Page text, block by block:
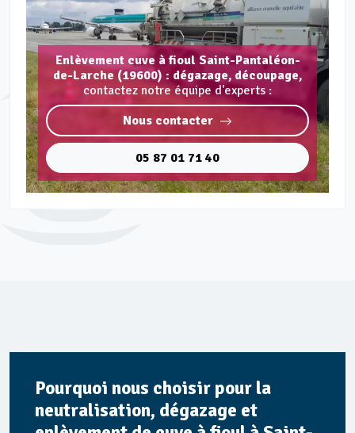
Enlèvement cuve à fioul Saint-Pantaléon-
de-Larche (19600) : dégazage, découpage,
contactez notre équipe d'experts :
Nous contacter
05 87 01 71 40
Pourquoi nous choisir pour la
neutralisation, dégazage et